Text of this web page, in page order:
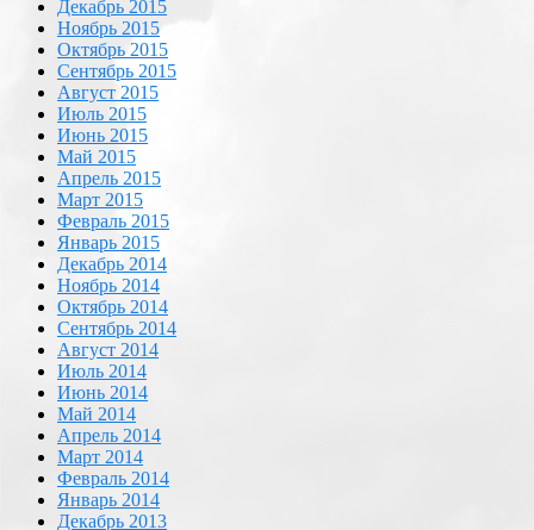
Декабрь 2015
Ноябрь 2015
Октябрь 2015
Сентябрь 2015
Август 2015
Июль 2015
Июнь 2015
Май 2015
Апрель 2015
Март 2015
Февраль 2015
Январь 2015
Декабрь 2014
Ноябрь 2014
Октябрь 2014
Сентябрь 2014
Август 2014
Июль 2014
Июнь 2014
Май 2014
Апрель 2014
Март 2014
Февраль 2014
Январь 2014
Декабрь 2013